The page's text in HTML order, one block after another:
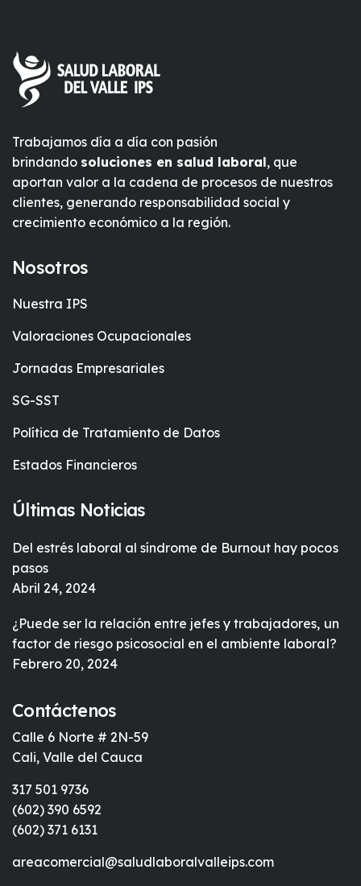
Trabajamos día a día con pasión
brindando soluciones en salud laboral, que
aportan valor a la cadena de procesos de nuestros
clientes, generando responsabilidad social y
crecimiento económico a la región.
Nosotros
Nuestra IPS
Valoraciones Ocupacionales
Jornadas Empresariales
SG-SST
Política de Tratamiento de Datos
Estados Financieros
Últimas Noticias
Del estrés laboral al síndrome de Burnout hay pocos
pasos
Abril 24, 2024
¿Puede ser la relación entre jefes y trabajadores, un
factor de riesgo psicosocial en el ambiente laboral?
Febrero 20, 2024
Contáctenos
Calle 6 Norte # 2N-59
Cali, Valle del Cauca
317 501 9736
(602) 390 6592
(602) 371 6131
areacomercial@saludlaboralvalleips.com